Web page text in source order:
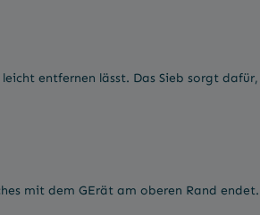
entfernen lässt. Das Sieb sorgt
mit dem GErät am oberen Rand